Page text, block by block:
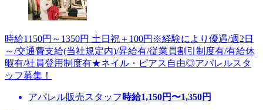
時給1150円～1350円 土日祝＋100円※経験により優遇/週2日
～/交通費支給(当社規定内)/昇給有/従業員割引制度有/有給休
暇有/社員登用制度有★ネイル・ピアス自由◎アパレルスタ
ッフ募集！
アパレル販売スタッフ 時給1,150円〜1,350円